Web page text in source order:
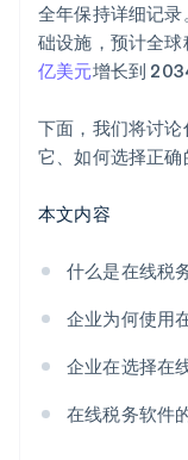
可扩展性
强有力的支持渠
权限不清，缺乏
全年保持详细记
础设施，预计全
亿美元增长到
下面，我们将讨
它、如何选择正确
本文内容
什么是在线税
企业为何使用
企业在选择在
在线税务软件